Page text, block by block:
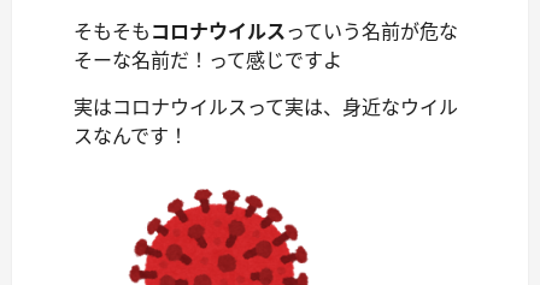
そもそもコロナウイルスっていう名前が危な
そーな名前だ！って感じですよ
実はコロナウイルスって実は、身近なウイル
スなんです！